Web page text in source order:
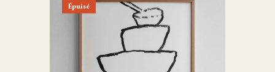
Épuisé